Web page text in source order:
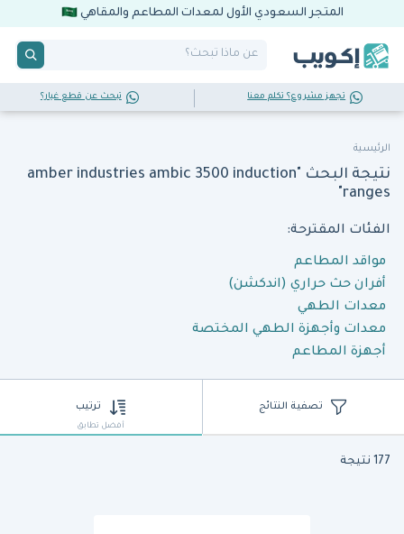
المتجر السعودي الأول لمعدات المطاعم والمقاهي
تجهز مشروع؟ تكلم معنا تبحث عن قطع غيار؟
الرئيسية
نتيجة البحث "amber industries ambic 3500 induction
ranges"
الفئات المقترحة:
مواقد المطاعم
أفران حث حراري (اندكشن)
معدات الطهي
معدات وأجهزة الطهي المختصة
أجهزة المطاعم
تصفية النتائج ترتيب
أفضل تطابق
177 نتيجة